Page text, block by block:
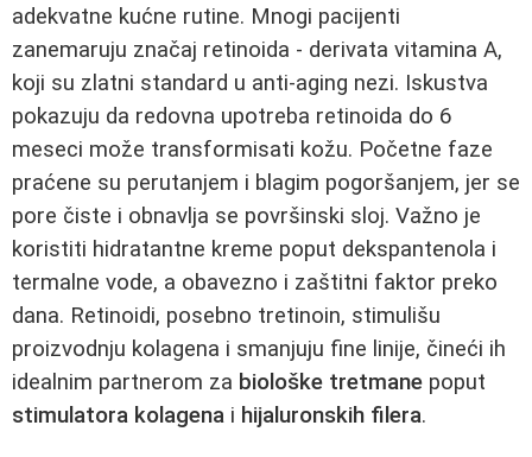
adekvatne kućne rutine. Mnogi pacijenti
zanemaruju značaj retinoida - derivata vitamina A,
koji su zlatni standard u anti-aging nezi. Iskustva
pokazuju da redovna upotreba retinoida do 6
meseci može transformisati kožu. Početne faze
praćene su perutanjem i blagim pogoršanjem, jer se
pore čiste i obnavlja se površinski sloj. Važno je
koristiti hidratantne kreme poput dekspantenola i
termalne vode, a obavezno i zaštitni faktor preko
dana. Retinoidi, posebno tretinoin, stimulišu
proizvodnju kolagena i smanjuju fine linije, čineći ih
idealnim partnerom za biološke tretmane poput
stimulatora kolagena i hijaluronskih filera.